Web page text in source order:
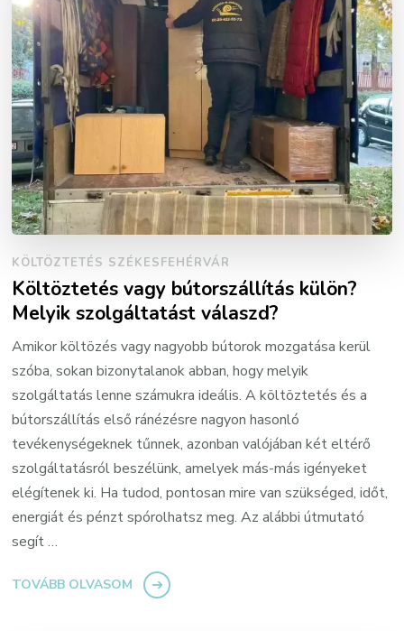
KÖLTÖZTETÉS SZÉKESFEHÉRVÁR
Költöztetés vagy bútorszállítás külön?
Melyik szolgáltatást válaszd?
Amikor költözés vagy nagyobb bútorok mozgatása kerül
szóba, sokan bizonytalanok abban, hogy melyik
szolgáltatás lenne számukra ideális. A költöztetés és a
bútorszállítás első ránézésre nagyon hasonló
tevékenységeknek tűnnek, azonban valójában két eltérő
szolgáltatásról beszélünk, amelyek más-más igényeket
elégítenek ki. Ha tudod, pontosan mire van szükséged, időt,
energiát és pénzt spórolhatsz meg. Az alábbi útmutató
segít …
TOVÁBB OLVASOM